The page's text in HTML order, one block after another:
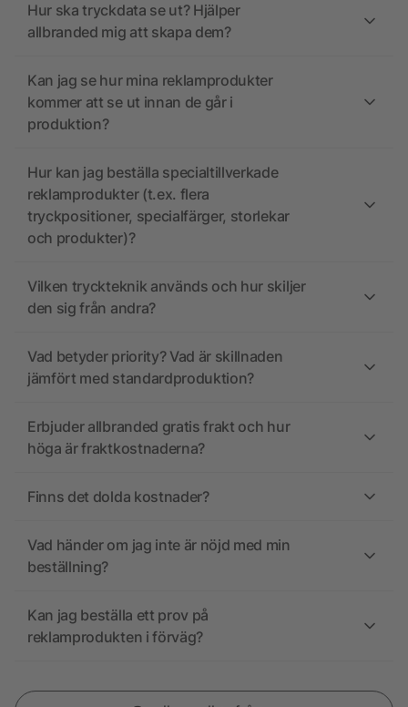
Hur ska tryckdata se ut? Hjälper
allbranded mig att skapa dem?
Kan jag se hur mina reklamprodukter
kommer att se ut innan de går i
produktion?
Hur kan jag beställa specialtillverkade
reklamprodukter (t.ex. flera
tryckpositioner, specialfärger, storlekar
och produkter)?
Vilken tryckteknik används och hur skiljer
den sig från andra?
Vad betyder priority? Vad är skillnaden
jämfört med standardproduktion?
Erbjuder allbranded gratis frakt och hur
höga är fraktkostnaderna?
Finns det dolda kostnader?
Vad händer om jag inte är nöjd med min
beställning?
Kan jag beställa ett prov på
reklamprodukten i förväg?